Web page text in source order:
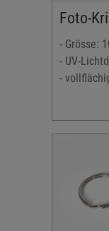
Foto-
- Grösse:
- UV-
-